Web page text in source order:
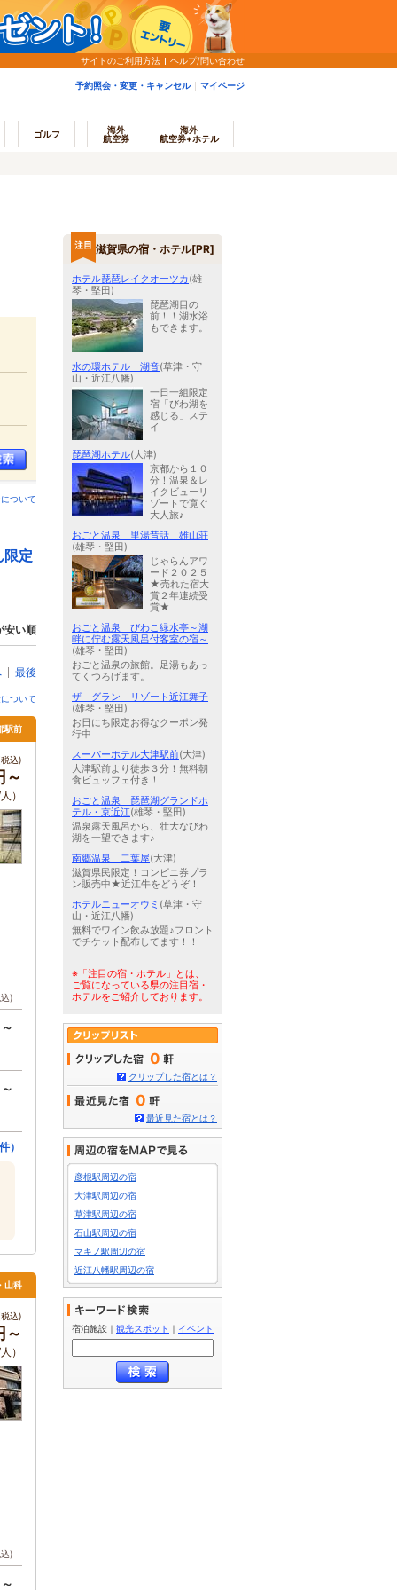
サイトのご利用方法 ヘルプ/問い合わせ
予約照会・変更・キャンセル マイページ
ゴルフ
海外
航空券
海外
航空券+ホテル
ついて
定
安い順
最後
ついて
駅前
込)
）
)
）
山科
込)
～
）
)
滋賀県の宿・ホテル[PR]
ホテル琵琶レイクオーツカ(雄
琴・堅田)
琵琶湖目の
前！！湖水浴
もできます。
水の環ホテル 湖音(草津・守
山・近江八幡)
一日一組限定
宿「びわ湖を
感じる」ステ
イ
琵琶湖ホテル(大津)
京都から１０
分！温泉＆レ
イクビューリ
ゾートで寛ぐ
大人旅♪
おごと温泉 里湯昔話 雄山荘
(雄琴・堅田)
じゃらんアワ
ード２０２５
★売れた宿大
賞２年連続受
賞★
おごと温泉 びわこ緑水亭～湖
畔に佇む露天風呂付客室の宿～
(雄琴・堅田)
おごと温泉の旅館。足湯もあっ
てくつろげます。
ザ グラン リゾート近江舞子
(雄琴・堅田)
お日にち限定お得なクーポン発
行中
スーパーホテル大津駅前(大津)
大津駅前より徒歩３分！無料朝
食ビュッフェ付き！
おごと温泉 琵琶湖グランドホ
テル・京近江(雄琴・堅田)
温泉露天風呂から、壮大なびわ
湖を一望できます♪
南郷温泉 二葉屋(大津)
滋賀県民限定！コンビニ券プラ
ン販売中★近江牛をどうぞ！
ホテルニューオウミ (草津・守
山・近江八幡)
無料でワイン飲み放題♪フロント
でチケット配布してます！！
※「注目の宿・ホテル」とは、
ご覧になっている県の注目宿・
ホテルをご紹介しております。
0
クリップした宿とは？
0
最近見た宿とは？
彦根駅周辺の宿
大津駅周辺の宿
草津駅周辺の宿
石山駅周辺の宿
マキノ駅周辺の宿
近江八幡駅周辺の宿
宿泊施設 ｜ 観光スポット ｜ イベント